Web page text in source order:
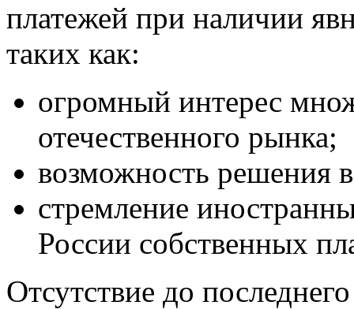
платежей при наличии
таких как:
огромный интерес
отечественного рынка;
возможность решения
стремление
России собственных
Отсутствие до